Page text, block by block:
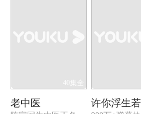
40集全
老中医 许你浮生